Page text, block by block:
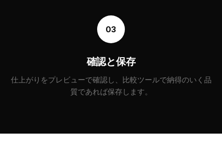
03
確認と保存
仕上がりをプレビューで確認し、比較ツールで納得のいく品
質であれば保存します。